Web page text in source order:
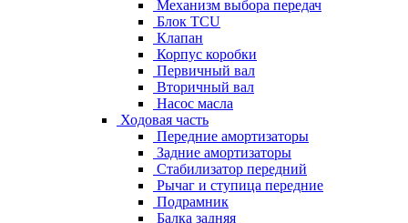
Механизм выбора передач
Блок TCU
Клапан
Корпус коробки
Первичный вал
Вторичный вал
Насос масла
Ходовая часть
Передние амортизаторы
Задние амортизаторы
Стабилизатор передний
Рычаг и ступица передние
Подрамник
Балка задняя